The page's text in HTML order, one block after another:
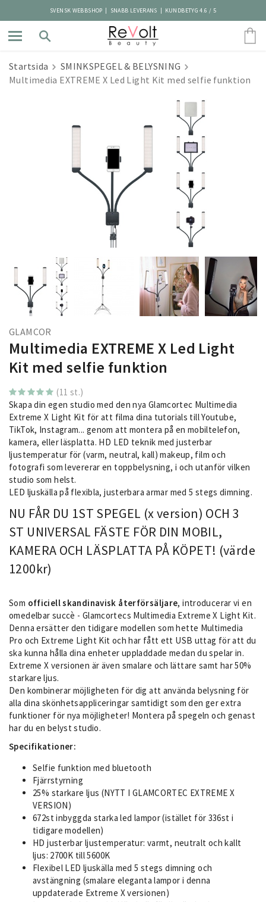
SVENSK WEBBSHOP | SNABB LEVERANS | KUNDBETYG 4.6 / 5
Startsida
SMINKSPEGEL & BELYSNING
Multimedia EXTREME X Led Light Kit med selfie funktion
GLAMCOR
Multimedia EXTREME X Led Light
Kit med selfie funktion
(11 st.)
Skapa din egen studio med den nya Glamcortec Multimedia
Extreme X Light Kit för att filma dina tutorials till Youtube,
TikTok, Instagram... genom att montera på en mobiltelefon,
kamera, eller läsplatta. HD LED teknik med justerbar
ljustemperatur för (varm, neutral, kall) makeup, film och
fotografi som levererar en toppbelysning, i och utanför vilken
studio som helst.
LED ljuskälla på flexibla, justerbara armar med 5 stegs dimning.
NU FÅR DU 1ST SPEGEL (x version) OCH 3
ST UNIVERSAL FÄSTE FÖR DIN MOBIL,
KAMERA OCH LÄSPLATTA PÅ KÖPET! (värde
1200kr)
Som officiell skandinavisk återförsäljare, introducerar vi en
omedelbar succè - Glamcortecs Multimedia Extreme X Light Kit.
Denna ersätter den tidigare modellen som hette Multimedia
Pro och Extreme Light Kit och har fått ett USB uttag för att du
ska kunna hålla dina enheter uppladdade medan du spelar in.
Extreme X versionen är även smalare och lättare samt har 50%
starkare ljus.
Den kombinerar möjligheten för dig att använda belysning för
alla dina skönhetsappliceringar samtidigt som den ger extra
funktioner för nya möjligheter! Montera på spegeln och genast
har du en belyst studio.
Specifikationer:
Selfie funktion med bluetooth
Fjärrstyrning
25% starkare ljus (NYTT I GLAMCORTEC EXTREME X
VERSION)
672st inbyggda starka led lampor (istället för 336st i
tidigare modellen)
HD justerbar ljustemperatur: varmt, neutralt och kallt
ljus: 2700K till 5600K
Flexibel LED ljuskälla med 5 stegs dimning och
avstängning (smalare eleganta lampor i denna
uppdaterade Extreme X versionen)